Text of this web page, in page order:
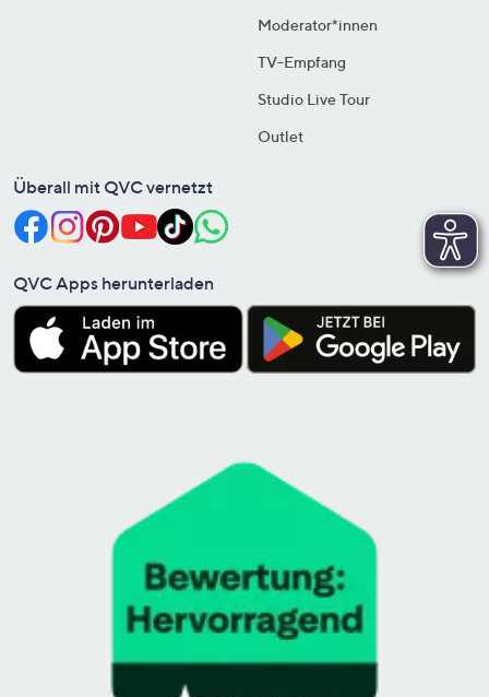
Moderator*innen
TV-Empfang
Studio Live Tour
Outlet
Überall mit QVC vernetzt
QVC Apps herunterladen